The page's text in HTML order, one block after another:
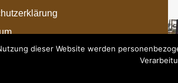
dieser Website werden